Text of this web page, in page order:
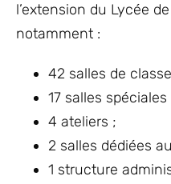
l’extension du Lycée
notamment :
42 salles de
17 salles spéciales
4 ateliers ;
2 salles dédiées
1 structure